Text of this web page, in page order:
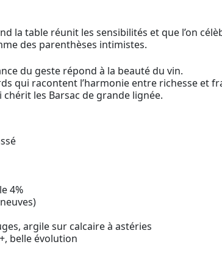
la table réunit les sensibilités et que l’on
des parenthèses intimistes.
du geste répond à la beauté du vin.
qui racontent l’harmonie entre richesse et
les Barsac de grande lignée.
4%
argile sur calcaire à astéries
belle évolution